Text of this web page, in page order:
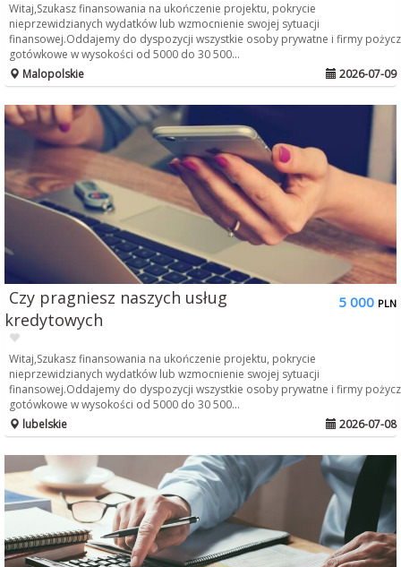
Witaj,Szukasz finansowania na ukończenie projektu, pokrycie
nieprzewidzianych wydatków lub wzmocnienie swojej sytuacji
finansowej.Oddajemy do dyspozycji wszystkie osoby prywatne i firmy
gotówkowe w wysokości od 5000 do 30 500...
Malopolskie
2026-07-09
Czy pragniesz naszych usług
kredytowych
5 000 PLN
Witaj,Szukasz finansowania na ukończenie projektu, pokrycie
nieprzewidzianych wydatków lub wzmocnienie swojej sytuacji
finansowej.Oddajemy do dyspozycji wszystkie osoby prywatne i firmy
gotówkowe w wysokości od 5000 do 30 500...
lubelskie
2026-07-08